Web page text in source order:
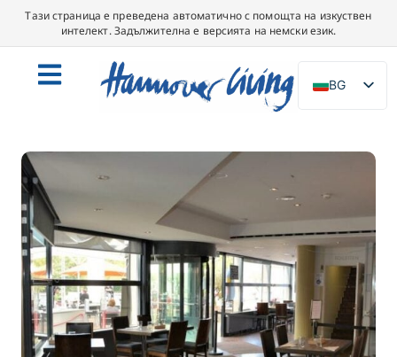
Тази страница е преведена автоматично с помощта на изкуствен
интелект. Задължителна е версията на немски език.
BG
DE
ES
DA
SV
FR